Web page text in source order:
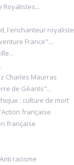
Royalistes...
l'enchanteur royaliste
France"...
Charles Maurras
de Géants"...
: culture de mort
française
française
racisme